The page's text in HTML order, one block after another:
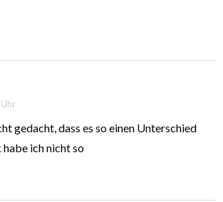
Uhr
gedacht, dass es so einen Unterschied
ich nicht so